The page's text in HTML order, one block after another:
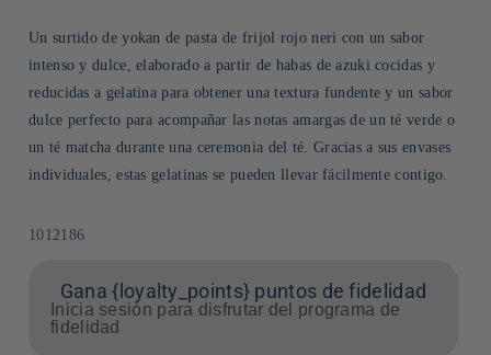
Un surtido de yokan de pasta de frijol rojo neri con un sabor
intenso y dulce, elaborado a partir de habas de azuki cocidas y
reducidas a gelatina para obtener una textura fundente y un sabor
dulce perfecto para acompañar las notas amargas de un té verde o
un té matcha durante una ceremonia del té. Gracias a sus envases
individuales, estas gelatinas se pueden llevar fácilmente contigo.
SKU:
1012186
Gana {loyalty_points} puntos de fidelidad
Inicia sesión para disfrutar del programa de
fidelidad